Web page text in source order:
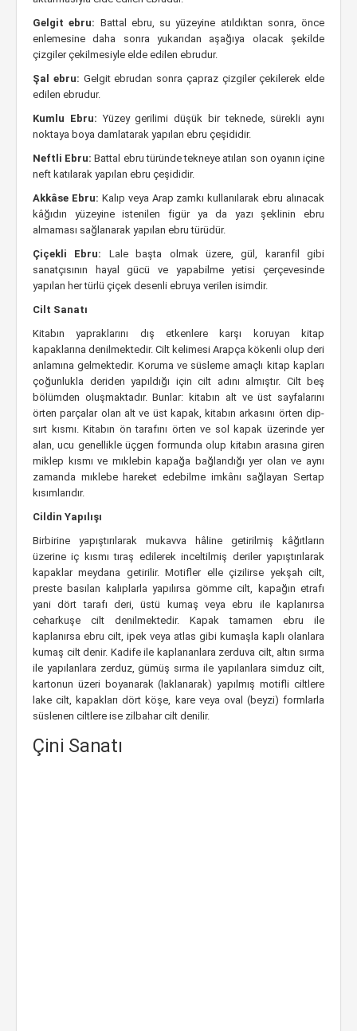
Gelgit ebru: Battal ebru, su yüzeyine atıldıktan sonra, önce
enlemesine daha sonra yukarıdan aşağıya olacak şekilde
çizgiler çekilmesiyle elde edilen ebrudur.
Şal ebru: Gelgit ebrudan sonra çapraz çizgiler çekilerek elde
edilen ebrudur.
Kumlu Ebru:Yüzey gerilimi düşük bir teknede, sürekli aynı
noktaya boya damlatarak yapılan ebru çeşididir.
Neftli Ebru:Battal ebru türünde tekneye atılan son oyanın içine
neft katılarak yapılan ebru çeşididir.
Akkâse Ebru: Kalıp veya Arap zamkı kullanılarak ebru alınacak
kâğıdın yüzeyine istenilen figür ya da yazı şeklinin ebru
almaması sağlanarak yapılan ebru türüdür.
Çiçekli Ebru: Lale başta olmak üzere, gül, karanfil gibi
sanatçısının hayal gücü ve yapabilme yetisi çerçevesinde
yapılan her türlü çiçek desenli ebruya verilen isimdir.
Cilt Sanatı
Kitabın yapraklarını dış etkenlere karşı koruyan kitap
kapaklarına denilmektedir. Cilt kelimesi Arapça kökenli olup deri
anlamına gelmektedir. Koruma ve süsleme amaçlı kitap kapları
çoğunlukla deriden yapıldığı için cilt adını almıştır. Cilt beş
bölümden oluşmaktadır. Bunlar: kitabın alt ve üst sayfalarını
örten parçalar olan alt ve üst kapak, kitabın arkasını örten dip-
sırt kısmı. Kitabın ön tarafını örten ve sol kapak üzerinde yer
alan, ucu genellikle üçgen formunda olup kitabın arasına giren
miklep kısmı ve mıklebin kapağa bağlandığı yer olan ve aynı
zamanda mıklebe hareket edebilme imkânı sağlayan Sertap
kısımlarıdır.
Cildin Yapılışı
Birbirine yapıştırılarak mukavva hâline getirilmiş kâğıtların
üzerine iç kısmı tıraş edilerek inceltilmiş deriler yapıştırılarak
kapaklar meydana getirilir. Motifler elle çizilirse yekşah cilt,
preste basılan kalıplarla yapılırsa gömme cilt, kapağın etrafı
yani dört tarafı deri, üstü kumaş veya ebru ile kaplanırsa
ceharkuşe cilt denilmektedir. Kapak tamamen ebru ile
kaplanırsa ebru cilt, ipek veya atlas gibi kumaşla kaplı olanlara
kumaş cilt denir. Kadife ile kaplananlara zerduva cilt, altın sırma
ile yapılanlara zerduz, gümüş sırma ile yapılanlara simduz cilt,
kartonun üzeri boyanarak (laklanarak) yapılmış motifli ciltlere
lake cilt, kapakları dört köşe, kare veya oval (beyzi) formlarla
süslenen ciltlere ise zilbahar cilt denilir.
Çini Sanatı